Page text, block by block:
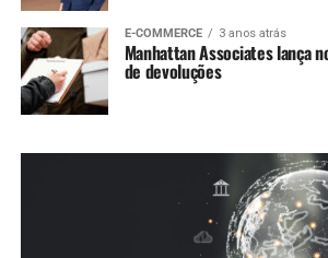
E-COMMERCE 3 anos atrás
Manhattan Associates lança
de devoluções